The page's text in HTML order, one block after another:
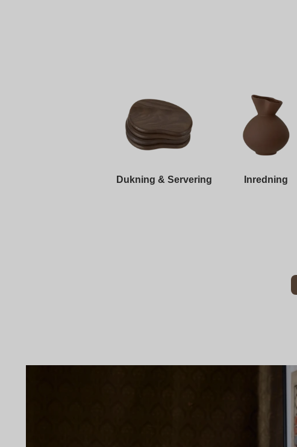
Dukning & Servering Inredning